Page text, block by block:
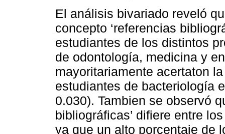
El análisis bivariado reveló
concepto ‘referencias
estudiantes de los distintos
de odontología, medicina y
mayoritariamente acertaton
estudiantes de bacteriología
0.030). Tambien se observó
bibliográficas’ difiere entre
ya que un alto porcentaje de